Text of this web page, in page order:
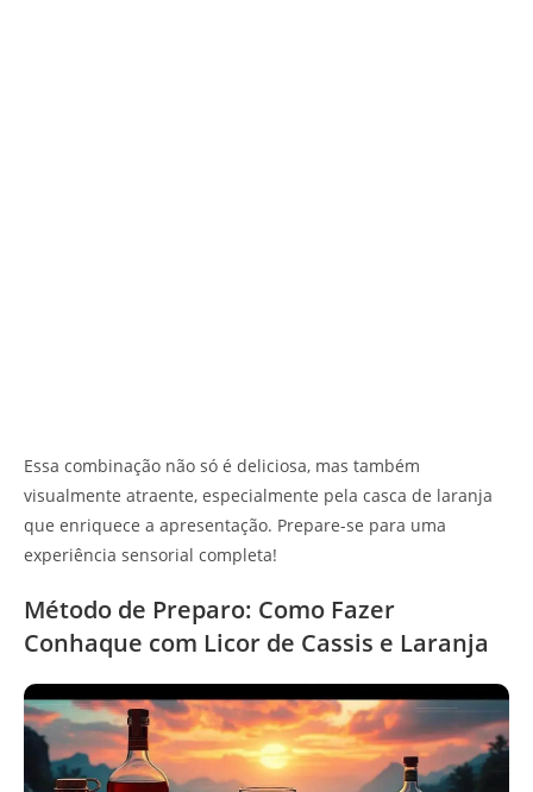
Essa combinação não só é deliciosa, mas também
visualmente atraente, especialmente pela casca de laranja
que enriquece a apresentação. Prepare-se para uma
experiência sensorial completa!
Método de Preparo: Como Fazer
Conhaque com Licor de Cassis e Laranja